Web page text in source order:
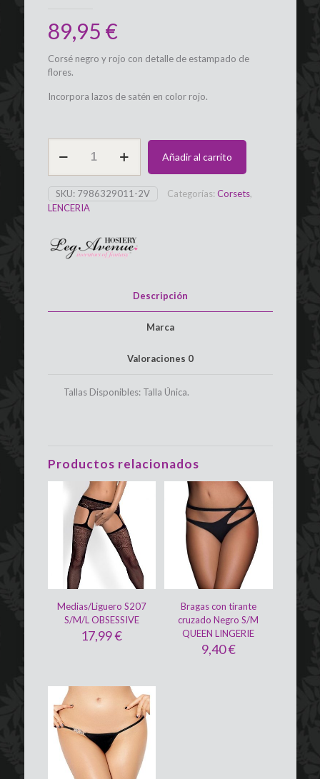
89,95 €
Corsé negro y rojo con detalle de estampado de
flores.
Incorpora lazos de satén en color rojo.
Raven
lazos
de
Talla
ÚNICA
Añadir al carrito
SKU: 7986329011-2V Categorías: Corsets,
LENCERIA
Descripción
Marca
Valoraciones 0
Tallas Disponibles: Talla Única.
Productos relacionados
Medias/Liguero S207
S/M/L OBSESSIVE
17,99€
Bragas con tirante
cruzado Negro S/M
QUEEN LINGERIE
9,40€